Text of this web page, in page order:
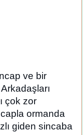
ve bir
çok zor
ormanda
giden sincaba